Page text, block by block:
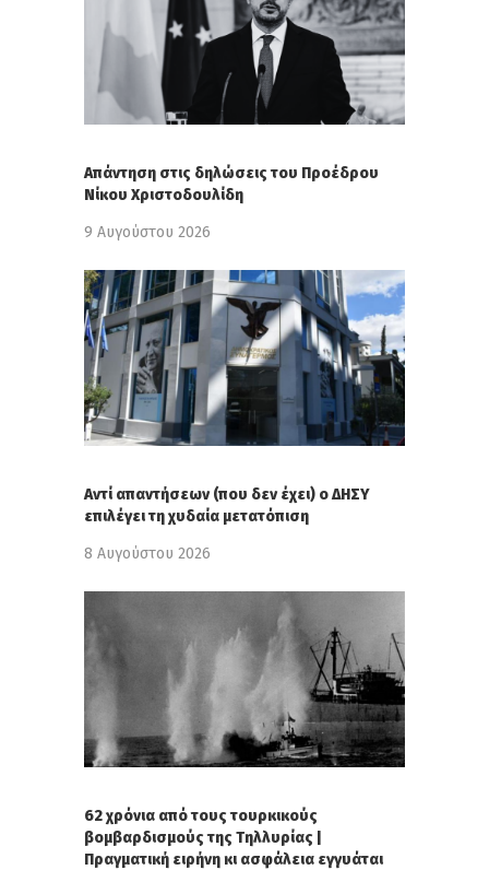
Απάντηση στις δηλώσεις του Προέδρου
Νίκου Χριστοδουλίδη
9 Αυγούστου 2026
Αντί απαντήσεων (που δεν έχει) ο ΔΗΣΥ
επιλέγει τη χυδαία μετατόπιση
8 Αυγούστου 2026
62 χρόνια από τους τουρκικούς
βομβαρδισμούς της Τηλλυρίας |
Πραγματική ειρήνη κι ασφάλεια εγγυάται